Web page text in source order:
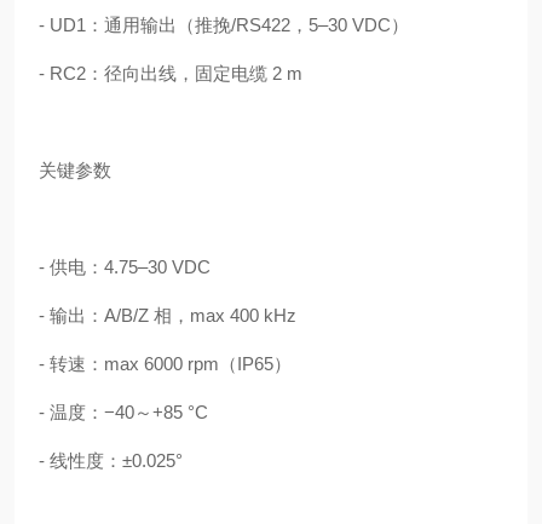
- UD1：通用输出（推挽/RS422，5–30 VDC）
- RC2：径向出线，固定电缆 2 m
关键参数
- 供电：4.75–30 VDC
- 输出：A/B/Z 相，max 400 kHz
- 转速：max 6000 rpm（IP65）
- 温度：−40～+85 °C
- 线性度：±0.025°